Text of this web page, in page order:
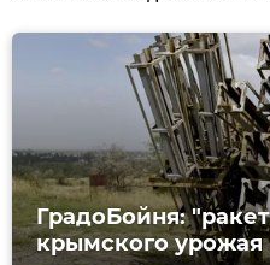
ГрадоБойня:
крымского урожая